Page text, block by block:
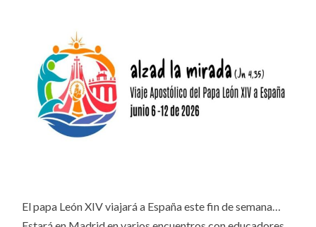
El papa León XIV viajará a España este fin de semana…